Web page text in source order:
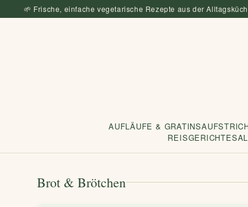
🌱 Frische, einfache vegetarische Rezepte aus der
AUFLÄUFE & GRATINS
REISGERICHTE
Brot & Brötchen